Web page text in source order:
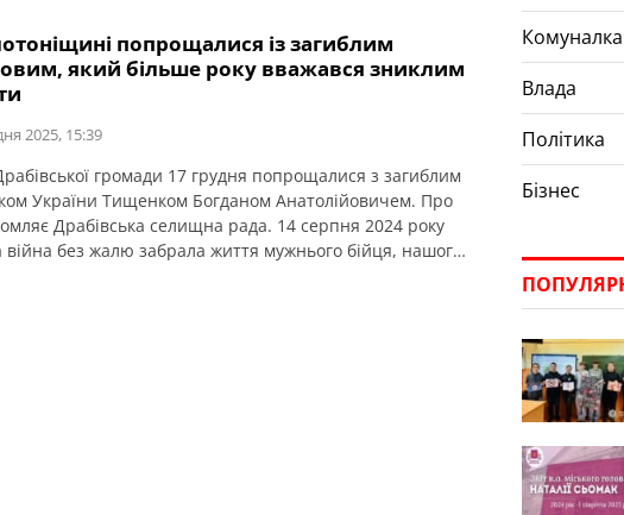
попрощалися із загиблим
який більше року вважався зниклим
2025, 15:39
громади 17 грудня попрощалися з загиблим
України Тищенком Богданом Анатолійовичем. Про
Драбівська селищна рада. 14 серпня 2024 року
без жалю забрала життя мужнього бійця, нашого
Комуналка
Влада
Політика
Бізнес